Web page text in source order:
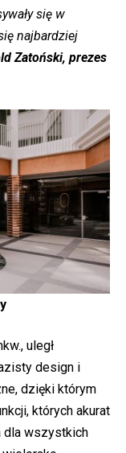
się w
najbardziej
Zatoński, prezes
uległ
design i
dzięki którym
których akurat
dla wszystkich